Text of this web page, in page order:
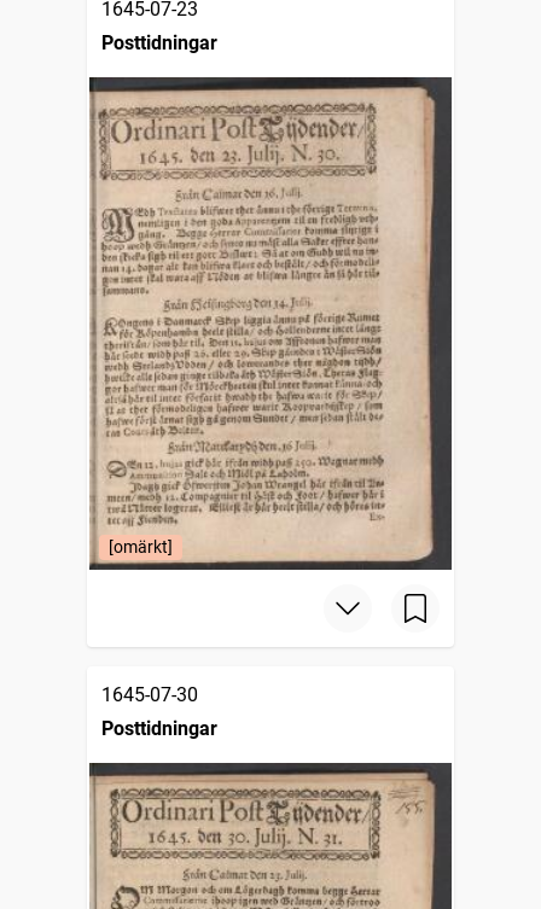
1645-07-23
Posttidningar
[omärkt]
1645-07-30
Posttidningar